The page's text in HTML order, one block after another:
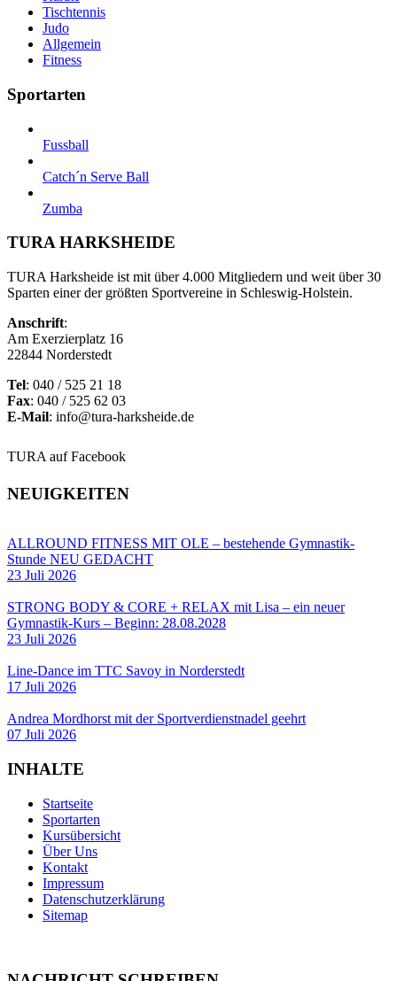
Tischtennis
Judo
Allgemein
Fitness
Sportarten
Fussball
Catch´n Serve Ball
Zumba
TURA HARKSHEIDE
TURA Harksheide ist mit über 4.000 Mitgliedern und weit über 30
Sparten einer der größten Sportvereine in Schleswig-Holstein.
Anschrift:
Am Exerzierplatz 16
22844 Norderstedt
Tel: 040 / 525 21 18
Fax: 040 / 525 62 03
E-Mail: info@tura-harksheide.de
TURA auf Facebook
NEUIGKEITEN
ALLROUND FITNESS MIT OLE – bestehende Gymnastik-
Stunde NEU GEDACHT
23 Juli 2026
STRONG BODY & CORE + RELAX mit Lisa – ein neuer
Gymnastik-Kurs – Beginn: 28.08.2028
23 Juli 2026
Line-Dance im TTC Savoy in Norderstedt
17 Juli 2026
Andrea Mordhorst mit der Sportverdienstnadel geehrt
07 Juli 2026
INHALTE
Startseite
Sportarten
Kursübersicht
Über Uns
Kontakt
Impressum
Datenschutzerklärung
Sitemap